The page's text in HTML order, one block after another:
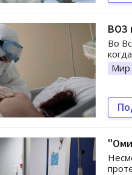
ВОЗ
Во
Мир